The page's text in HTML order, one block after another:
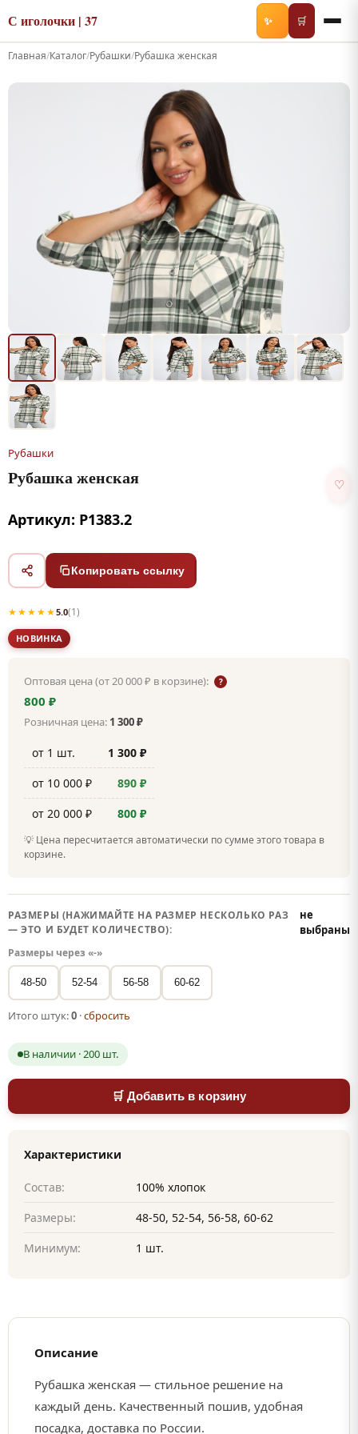
С иголочки | 37 ✨ 🛒
Главная/Каталог/Рубашки/Рубашка женская
Рубашки
Рубашка женская ♡
Артикул: Р1383.2
Копировать ссылку
★★★★★5.0(1)
НОВИНКА
Оптовая цена (от 20 000 ₽ в корзине): ?
800 ₽
Розничная цена: 1 300 ₽
от 1 шт.
1 300 ₽
от 10 000 ₽
890 ₽
от 20 000 ₽
800 ₽
💡 Цена пересчитается автоматически по сумме этого товара в
корзине.
РАЗМЕРЫ (НАЖИМАЙТЕ НА РАЗМЕР НЕСКОЛЬКО РАЗ
— ЭТО И БУДЕТ КОЛИЧЕСТВО):
не
выбраны
Размеры через «-»
48-50 52-54 56-58 60-62
Итого штук:0 ·сбросить
В наличии · 200 шт.
🛒 Добавить в корзину
Характеристики
Состав:
100% хлопок
Размеры:
48-50, 52-54, 56-58, 60-62
Минимум:
1 шт.
Описание
Рубашка женская — стильное решение на
каждый день. Качественный пошив, удобная
посадка, доставка по России.